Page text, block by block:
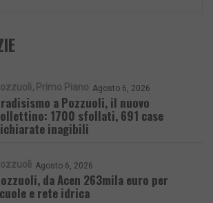
Primo Piano Agosto 6, 2026
a Pozzuoli, il nuovo
1700 sfollati, 691 case
inagibili
Agosto 6, 2026
da Acen 263mila euro per
e rete idrica